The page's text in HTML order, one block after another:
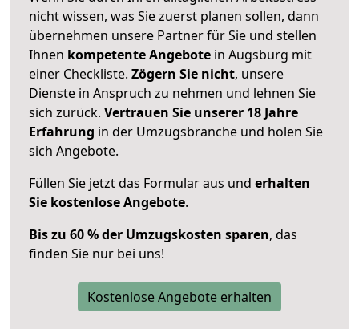
nicht wissen, was Sie zuerst planen sollen, dann
übernehmen unsere Partner für Sie und stellen
Ihnen kompetente Angebote in Augsburg mit
einer Checkliste. Zögern Sie nicht, unsere
Dienste in Anspruch zu nehmen und lehnen Sie
sich zurück. Vertrauen Sie unserer 18 Jahre
Erfahrung in der Umzugsbranche und holen Sie
sich Angebote.
Füllen Sie jetzt das Formular aus und erhalten
Sie kostenlose Angebote.
Bis zu 60 % der Umzugskosten sparen, das
finden Sie nur bei uns!
Kostenlose Angebote erhalten